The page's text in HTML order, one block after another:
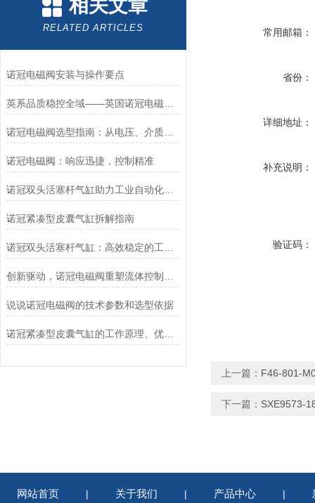
相关文章
RELATED ARTICLES
诺冠电磁阀安装与操作要点
英系品质稳控全域——英国诺冠电磁阀专属方案
诺冠电磁阀选型指南：从电压、介质到防爆等级的精准匹配
诺冠电磁阀：响应迅捷，控制精准
诺冠双头活塞杆气缸助力工业自动化迈向新高度
诺冠紧凑型皮囊气缸拆解指南
说说诺冠电磁阀的技术参数和选型依据
诺冠紧凑型皮囊气缸的工作原理、优势和应用
常用邮箱：
省份：
详细地址：
补充说明：
验证码：
上一篇： F46-801-
下一篇： SXE9573-
网站首页 | 关于我们 | 产品中心 |